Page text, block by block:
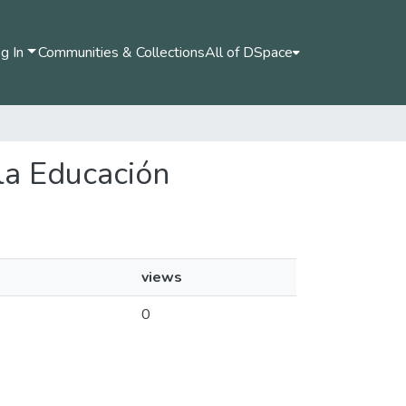
In Communities & CollectionsAll of DSpace
Educación
views
0